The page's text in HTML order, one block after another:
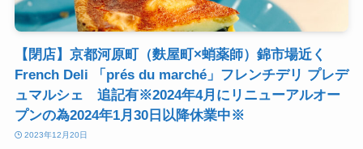
【閉店】京都河原町（麩屋町×蛸薬師）錦市場近く
French Deli 「prés du marché」フレンチデリ プレデ
ュマルシェ 追記有※2024年4月にリニューアルオー
プンの為2024年1月30日以降休業中※
2023年12月20日